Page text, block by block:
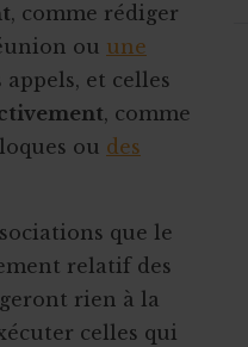
, comme rédiger
ou une
et celles
, comme
ou des
que le
relatif des
rien à la
celles qui